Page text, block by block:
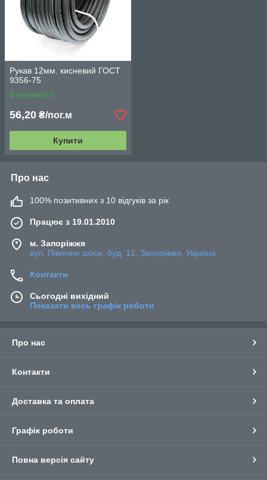
Рукав 12мм. кисневий ГОСТ
9356-75
В наявності
56,20 ₴/пог.м
Купити
Про нас
100% позитивних з 10 відгуків за рік
Працює з 19.01.2010
м. Запоріжжя
вул. Північне шосе, буд. 12, Запоріжжя, Україна
Контакти
Сьогодні вихідний
Показати весь графік роботи
Про нас
Контакти
Доставка та оплата
Графік роботи
Повна версія сайту